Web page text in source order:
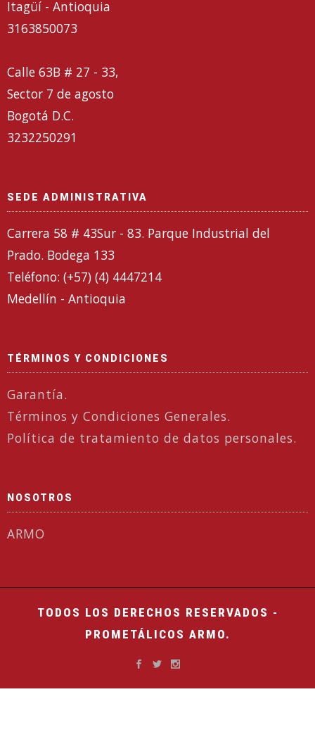
Itagüí - Antioquia
3163850073
Calle 63B # 27 - 33,
Sector 7 de agosto
Bogotá D.C.
3232250291
SEDE ADMINISTRATIVA
Carrera 58 # 43Sur - 83. Parque Industrial del
Prado. Bodega 133
Teléfono: (+57) (4) 4447214
Medellín - Antioquia
TÉRMINOS Y CONDICIONES
Garantía.
Términos y Condiciones Generales.
Política de tratamiento de datos personales.
NOSOTROS
ARMO
TODOS LOS DERECHOS RESERVADOS -
PROMETÁLICOS ARMO.